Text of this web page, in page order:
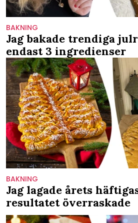
BAKNING
Jag bakade trendiga
endast 3 ingredienser
BAKNING
Jag lagade årets
resultatet överraskade